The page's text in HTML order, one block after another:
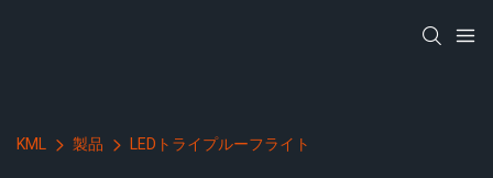
KML 製品 LEDトライプルーフライト